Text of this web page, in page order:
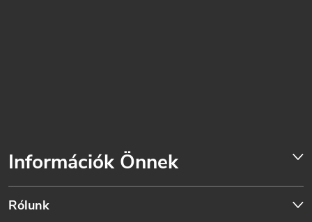
Információk Önnek
Rólunk